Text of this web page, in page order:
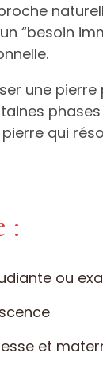
“besoin
une
qui
:
ou
et